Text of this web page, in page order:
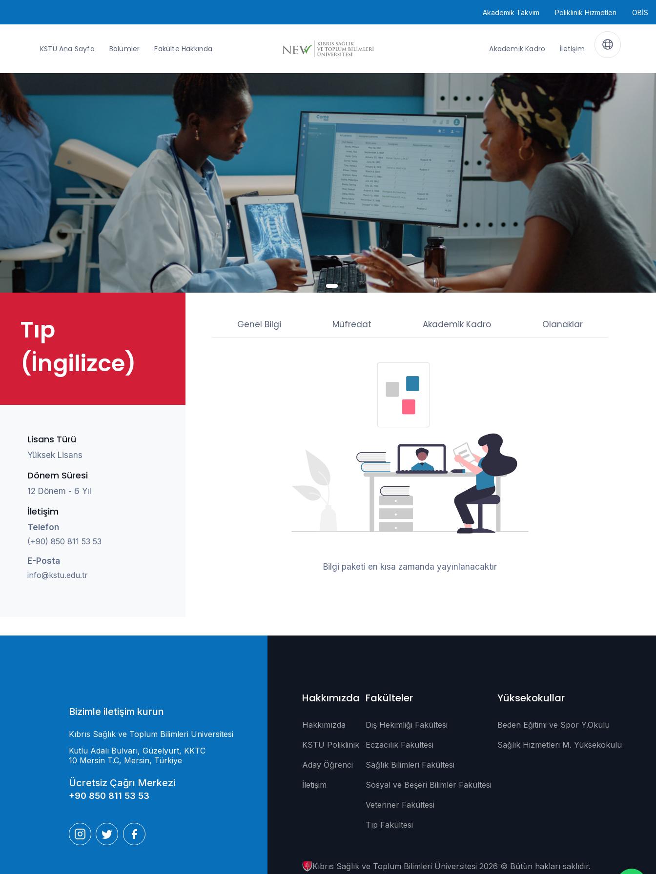
Akademik Takvim Poliklinik Hizmetleri OBİS
KSTU Ana Sayfa Bölümler Fakülte Hakkında Akademik Kadro İletişim
Tıp
(İngilizce)
Lisans Türü
Yüksek Lisans
Dönem Süresi
12 Dönem - 6 Yıl
İletişim
Telefon
(+90) 850 811 53 53
E-Posta
info@kstu.edu.tr
Genel Bilgi Müfredat Akademik Kadro Olanaklar
Bilgi paketi en kısa zamanda yayınlanacaktır
Bizimle iletişim kurun
Kıbrıs Sağlık ve Toplum Bilimleri Üniversitesi
Kutlu Adalı Bulvarı, Güzelyurt, KKTC
10 Mersin T.C, Mersin, Türkiye
Ücretsiz Çağrı Merkezi
+90 850 811 53 53
Hakkımızda
Hakkımızda
KSTU Poliklinik
Aday Öğrenci
İletişim
Fakülteler
Diş Hekimliği Fakültesi
Eczacılık Fakültesi
Sağlık Bilimleri Fakültesi
Sosyal ve Beşeri Bilimler Fakültesi
Veteriner Fakültesi
Tıp Fakültesi
Yüksekokullar
Beden Eğitimi ve Spor Y.Okulu
Sağlık Hizmetleri M. Yüksekokulu
Kıbrıs Sağlık ve Toplum Bilimleri Üniversitesi 2026 © Bütün hakları saklıdır.